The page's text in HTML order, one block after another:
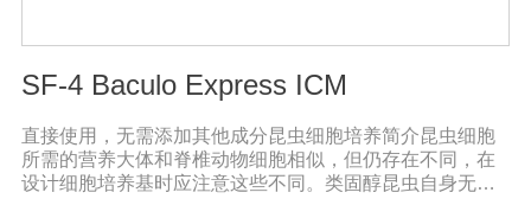
SF-4 Baculo Express ICM
直接使用，无需添加其他成分昆虫细胞培养简介昆虫细胞
所需的营养大体和脊椎动物细胞相似，但仍存在不同，在
设计细胞培养基时应注意这些不同。类固醇昆虫自身无法